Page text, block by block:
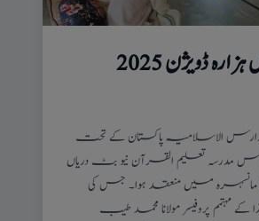
ڈویژن 2025
الاسلامیہ پاکستان کے تحت
مدرسہ تعلیم القرآن نیو بٹ دریاں
مانسہرہ میں منعقد ہوا۔ جس کی
کے مہتمم پروفیسر مولانا محمد طیب